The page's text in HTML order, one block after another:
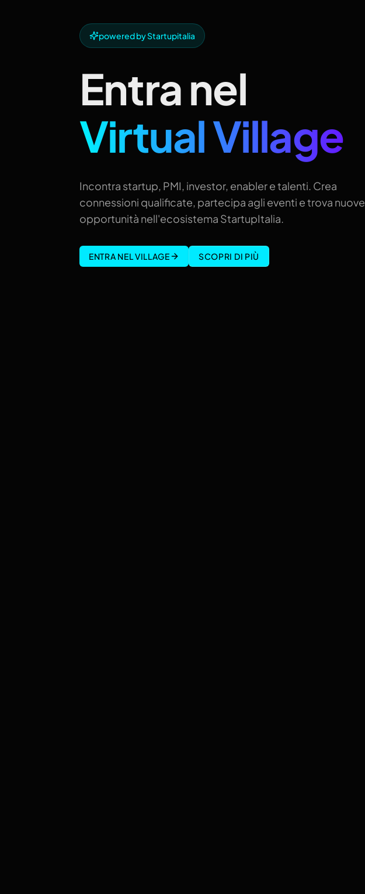
powered by Startupitalia
Entra nel
Virtual Village
Incontra startup, PMI, investor, enabler e talenti. Crea
connessioni qualificate, partecipa agli eventi e trova nuove
opportunità nell'ecosistema StartupItalia.
ENTRA NEL VILLAGE SCOPRI DI PIÙ